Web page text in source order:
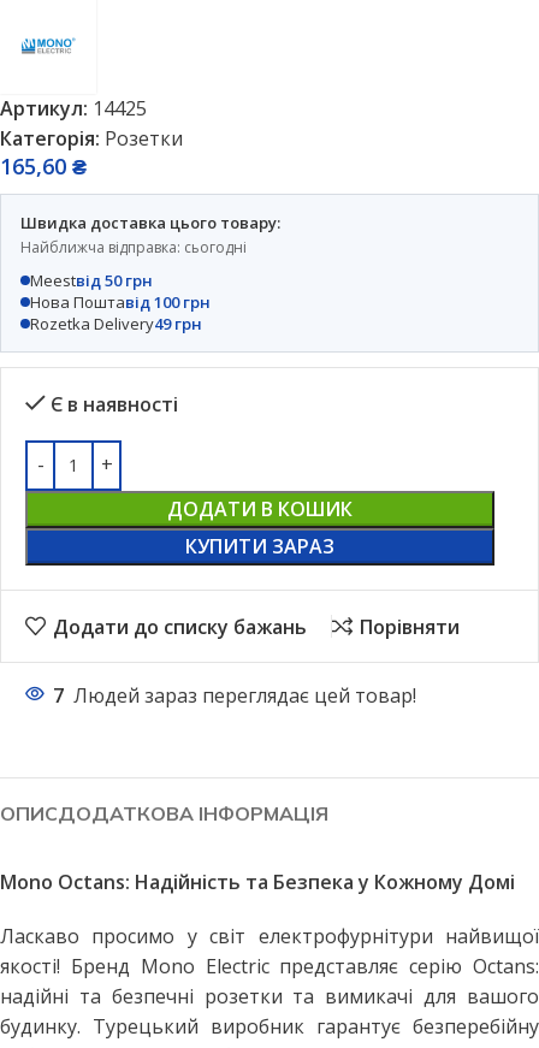
Артикул: 14425
Категорія: Розетки
165,60 ₴
Швидка доставка цього товару:
Найближча відправка: сьогодні
Meestвід 50 грн
Нова Поштавід 100 грн
Rozetka Delivery49 грн
Є в наявності
ДОДАТИ В КОШИК
КУПИТИ ЗАРАЗ
Додати до списку бажань Порівняти
7 Людей зараз переглядає цей товар!
ОПИСДОДАТКОВА ІНФОРМАЦІЯ
Mono Octans: Надійність та Безпека у Кожному Домі
Ласкаво просимо у світ електрофурнітури найвищої
якості! Бренд Mono Electric представляє серію Octans:
надійні та безпечні розетки та вимикачі для вашого
будинку. Турецький виробник гарантує безперебійну